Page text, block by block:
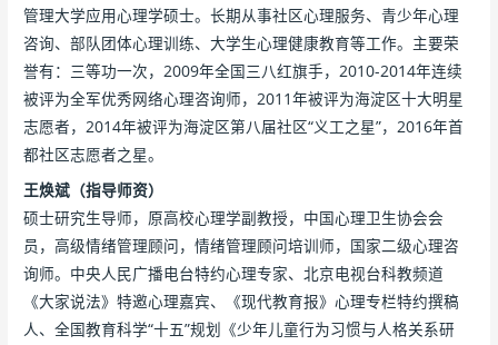
管理大学应用心理学硕士。长期从事社区心理服务、青少年心理
咨询、部队团体心理训练、大学生心理健康教育等工作。主要荣
誉有：三等功一次，2009年全国三八红旗手，2010-2014年连续
被评为全军优秀网络心理咨询师，2011年被评为海淀区十大明星
志愿者，2014年被评为海淀区第八届社区“义工之星”，2016年首
都社区志愿者之星。
王焕斌（指导师资）
硕士研究生导师，原高校心理学副教授，中国心理卫生协会会
员，高级情绪管理顾问，情绪管理顾问培训师，国家二级心理咨
询师。中央人民广播电台特约心理专家、北京电视台科教频道
《大家说法》特邀心理嘉宾、《现代教育报》心理专栏特约撰稿
人、全国教育科学“十五”规划《少年儿童行为习惯与人格关系研